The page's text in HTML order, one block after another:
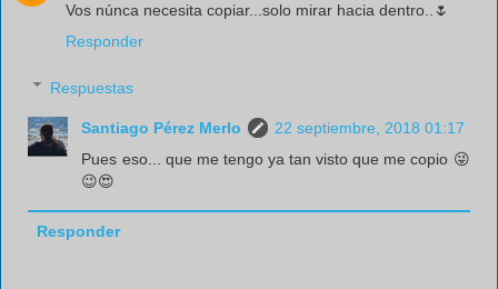
Vos núnca necesita copiar...solo mirar hacia dentro..🌷
Responder
Respuestas
Santiago Pérez Merlo
22 septiembre, 2018 01:17
Pues eso... que me tengo ya tan visto que me copio 😜
😉😍
Responder